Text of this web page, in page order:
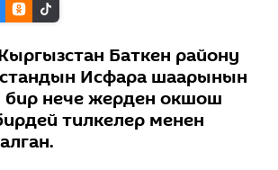
Баткен району
Исфара шаарынын
бир нече жерден окшош
тилкелер менен